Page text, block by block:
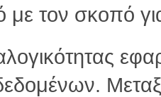
τον σκοπό